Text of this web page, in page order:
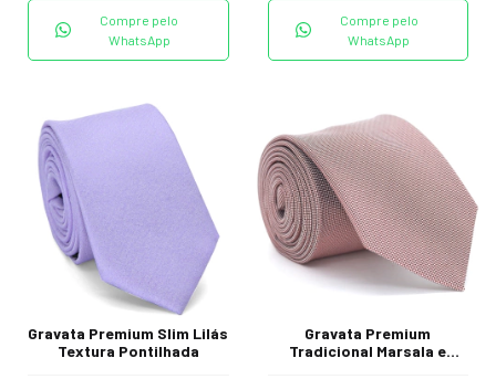
Compre pelo
WhatsApp
Compre pelo
WhatsApp
Gravata Premium Slim Lilás
Textura Pontilhada
Gravata Premium
Tradicional Marsala e